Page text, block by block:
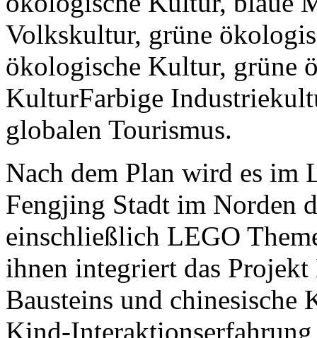
Volkskultur, grüne
ökologische Kultur, grüne
KulturFarbige
globalen Tourismus.
Nach dem Plan wird es im
Fengjing Stadt im Norden
einschließlich LEGO
ihnen integriert das
Bausteins und
Kind-